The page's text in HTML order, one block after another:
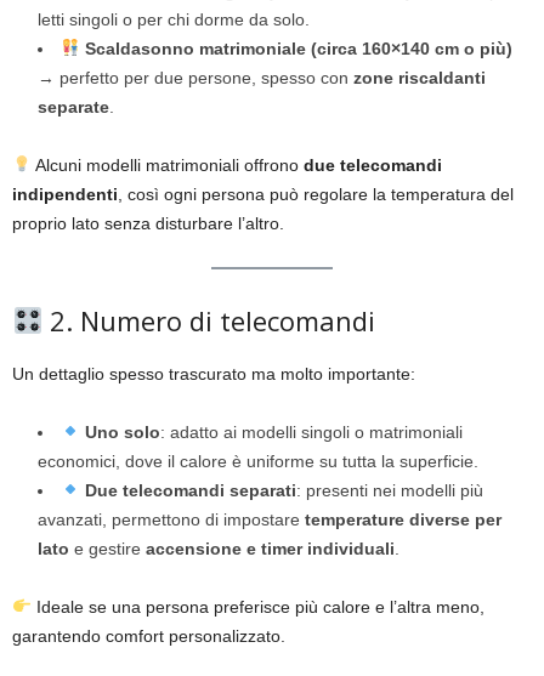
letti singoli o per chi dorme da solo.
Scaldasonno matrimoniale (circa 160×140 cm o più)
→ perfetto per due persone, spesso con zone riscaldanti
separate
Alcuni modelli matrimoniali offrono due telecomandi
indipendenti , così ogni persona può regolare la temperatura del
proprio lato senza disturbare l’altro.
2. Numero di telecomandi
Un dettaglio spesso trascurato ma molto importante:
Uno solo: adatto ai modelli singoli o matrimoniali
economici, dove il calore è uniforme su tutta la superficie.
Due telecomandi separati: presenti nei modelli più
avanzati, permettono di impostare temperature diverse per
lato e gestire accensione e timer individuali
Ideale se una persona preferisce più calore e l’altra meno,
garantendo comfort personalizzato.